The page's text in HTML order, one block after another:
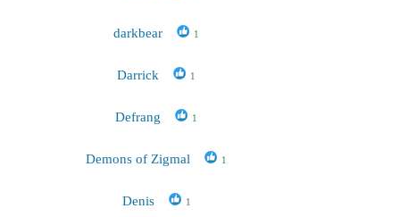
darkbear 1
Darrick 1
Defrang 1
Demons of Zigmal 1
Denis 1